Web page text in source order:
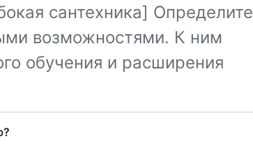
сантехника] Определите
возможностями. К ним
обучения и расширения